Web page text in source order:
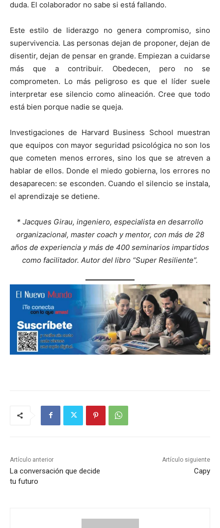
duda. El colaborador no sabe si está fallando.
Este estilo de liderazgo no genera compromiso, sino
supervivencia. Las personas dejan de proponer, dejan de
disentir, dejan de pensar en grande. Empiezan a cuidarse
más que a contribuir. Obedecen, pero no se
comprometen. Lo más peligroso es que el líder suele
interpretar ese silencio como alineación. Cree que todo
está bien porque nadie se queja.
Investigaciones de Harvard Business School muestran
que equipos con mayor seguridad psicológica no son los
que cometen menos errores, sino los que se atreven a
hablar de ellos. Donde el miedo gobierna, los errores no
desaparecen: se esconden. Cuando el silencio se instala,
el aprendizaje se detiene.
* Jacques Girau, ingeniero, especialista en desarrollo
organizacional, master coach y mentor, con más de 28
años de experiencia y más de 400 seminarios impartidos
como facilitador. Autor del libro “Super Resiliente”.
Artículo anterior
La conversación que decide
tu futuro
Artículo siguiente
Capy